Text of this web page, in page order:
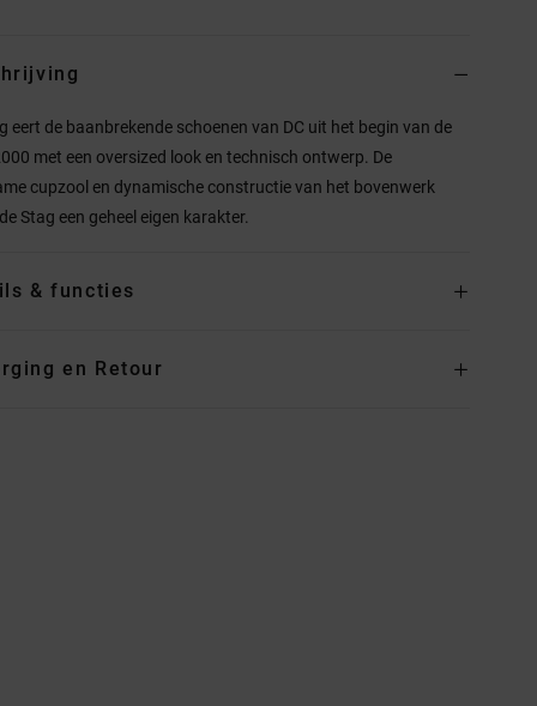
eert de baanbrekende schoenen van DC uit het begin van de
met een oversized look en technisch ontwerp. De
cupzool en dynamische constructie van het bovenwerk
Stag een geheel eigen karakter.
& functies
en Retour